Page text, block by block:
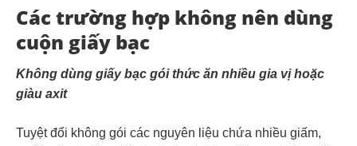
Các trường hợp không nên dùng
cuộn giấy bạc
Không dùng giấy bạc gói thức ăn nhiều gia vị hoặc
giàu axit
Tuyệt đối không gói các nguyên liệu chứa nhiều giấm,